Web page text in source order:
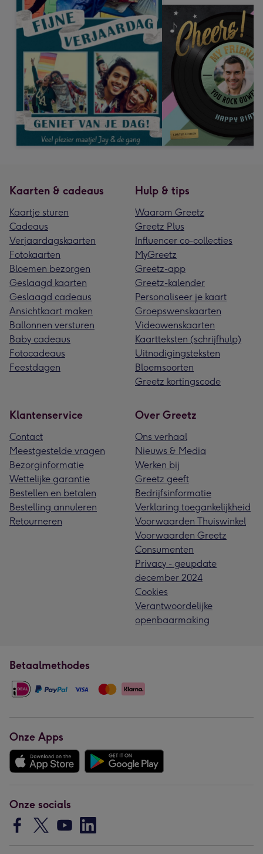
Kaarten & cadeaus
Kaartje sturen
Cadeaus
Verjaardagskaarten
Fotokaarten
Bloemen bezorgen
Geslaagd kaarten
Geslaagd cadeaus
Ansichtkaart maken
Ballonnen versturen
Baby cadeaus
Fotocadeaus
Feestdagen
Hulp & tips
Waarom Greetz
Greetz Plus
Influencer co-collecties
MyGreetz
Greetz-app
Greetz-kalender
Personaliseer je kaart
Groepswenskaarten
Videowenskaarten
Kaartteksten (schrijfhulp)
Uitnodigingsteksten
Bloemsoorten
Greetz kortingscode
Klantenservice
Contact
Meestgestelde vragen
Bezorginformatie
Wettelijke garantie
Bestellen en betalen
Bestelling annuleren
Retourneren
Over Greetz
Ons verhaal
Nieuws & Media
Werken bij
Greetz geeft
Bedrijfsinformatie
Verklaring toegankelijkheid
Voorwaarden Thuiswinkel
Voorwaarden Greetz
Consumenten
Privacy - geupdate
december 2024
Cookies
Verantwoordelijke
openbaarmaking
Betaalmethodes
Onze Apps
Onze socials